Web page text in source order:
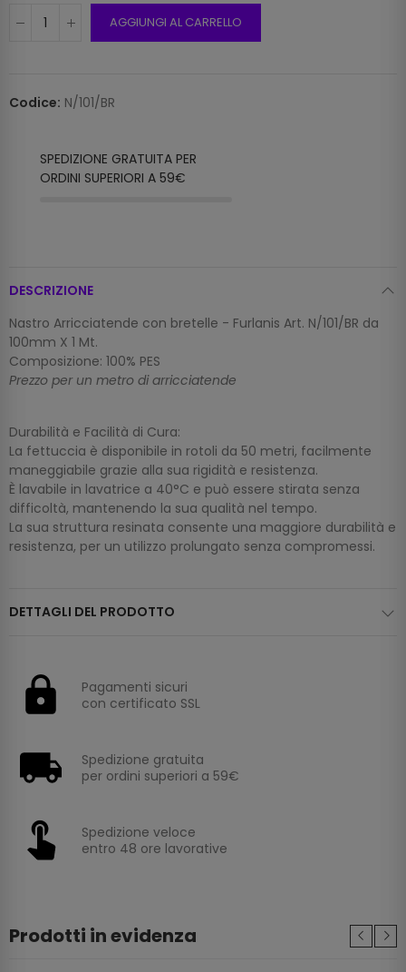
AGGIUNGI AL CARRELLO
Codice: N/101/BR
SPEDIZIONE GRATUITA PER
ORDINI SUPERIORI A 59€
DESCRIZIONE
Nastro Arricciatende con bretelle - Furlanis Art. N/101/BR da
100mm X 1 Mt.
Composizione: 100% PES
Prezzo per un metro di arricciatende
Durabilità e Facilità di Cura:
La fettuccia è disponibile in rotoli da 50 metri, facilmente
maneggiabile grazie alla sua rigidità e resistenza.
È lavabile in lavatrice a 40°C e può essere stirata senza
difficoltà, mantenendo la sua qualità nel tempo.
La sua struttura resinata consente una maggiore durabilità e
resistenza, per un utilizzo prolungato senza compromessi.
DETTAGLI DEL PRODOTTO
Pagamenti sicuri
con certificato SSL
Spedizione gratuita
per ordini superiori a 59€
Spedizione veloce
entro 48 ore lavorative
Prodotti in evidenza